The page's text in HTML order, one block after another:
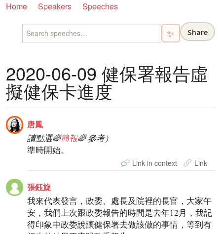
Home Speakers Speeches
✨ Share
2020-06-09 健保署報告虛
擬健保卡進度
唐鳳
請點選🌈簡報🌈 參考）
準時開始。
Link in context Link
張鈺旋
我來代表發言，政委、處長及院裡的長官，大家午
安，我們上次跟政委報告的時間是去年12月，我記
得印象中政委說讓健保署去做該做的事情，等到有